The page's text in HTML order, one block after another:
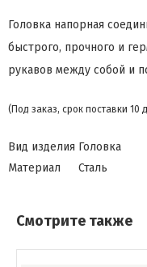
Головка напорная
быстрого, прочного и
рукавов между собой и
(Под заказ, срок поставки 10
Вид изделия Головка
Материал
Сталь
Смотрите также